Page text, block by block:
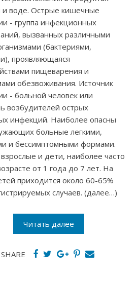
и воде. Острые кишечные
- группа инфекционных
вызванных различными
(бактериями,
проявляющаяся
пищеварения и
обезвоживания. Источник
- больной человек или
возбудителей острых
инфекций. Наиболее опасны
больные легкими,
и бессимптомными формами.
и дети, наиболее часто
от 1 года до 7 лет. На
приходится около 60-65%
случаев. (далее…)
Читать далее
SHARE